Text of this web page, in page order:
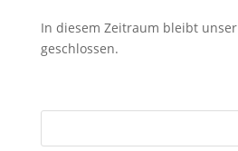
In diesem Zeitraum bleibt
geschlossen.